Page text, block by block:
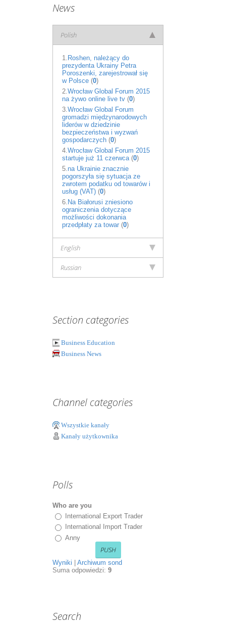
News
Polish
1. Roshen, należący do
prezydenta Ukrainy Petra
Poroszenki, zarejestrował się
w Polsce (0)
2. Wrocław Global Forum 2015
na żywo online live tv (0)
3. Wrocław Global Forum
gromadzi międzynarodowych
liderów w dziedzinie
bezpieczeństwa i wyzwań
gospodarczych (0)
4. Wrocław Global Forum 2015
startuje już 11 czerwca (0)
5. na Ukrainie znacznie
pogorszyła się sytuacja ze
zwrotem podatku od towarów i
usług (VAT) (0)
6. Na Białorusi zniesiono
ograniczenia dotyczące
możliwości dokonania
przedpłaty za towar (0)
English
Russian
Section categories
Business Education
Business News
Channel categories
Wszystkie kanały
Kanały użytkownika
Polls
Who are you
International Export Trader
International Import Trader
Anny
Wyniki
Archiwum sond
Suma odpowiedzi: 9
Search